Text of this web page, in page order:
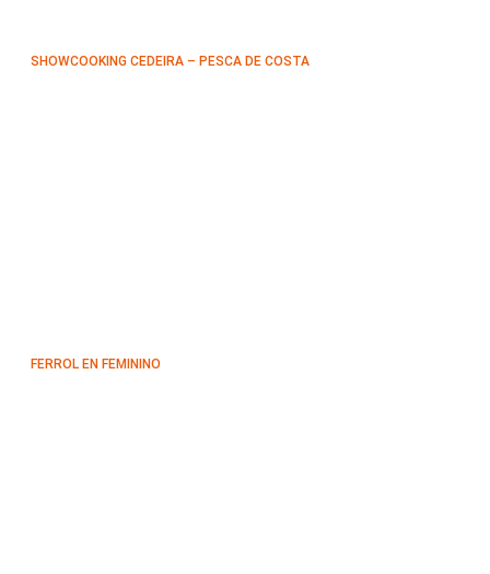
SHOWCOOKING CEDEIRA – PESCA DE COSTA
FERROL EN FEMININO